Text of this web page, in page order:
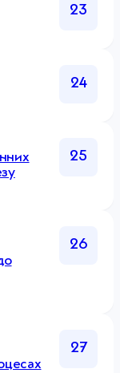
23
24
25
26
27